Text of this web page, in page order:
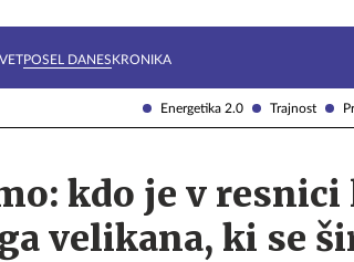
Energetika 2.0 Trajnost
POSEL DANESKRONIKA
kdo je v
velikana, ki se